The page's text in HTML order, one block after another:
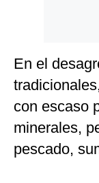
En el
con escaso
minerales,
pescado,